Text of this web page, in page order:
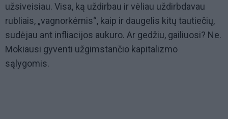
užsiveisiau. Visa, ką uždirbau ir vėliau uždirbdavau
rubliais, „vagnorkėmis“, kaip ir daugelis kitų tautiečių,
sudėjau ant infliacijos aukuro. Ar gedžiu, gailiuosi? Ne.
Mokiausi gyventi užgimstančio kapitalizmo
sąlygomis.